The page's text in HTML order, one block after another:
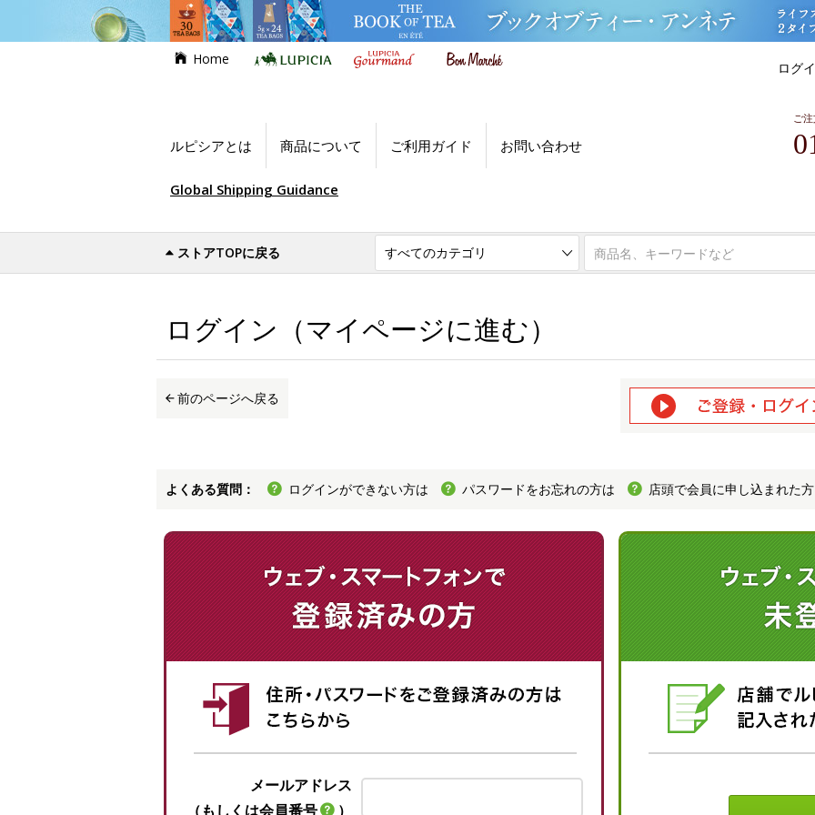
Home
ログ
ルピシアとは 商品について ご利用ガイド お問い合わせ
ご
Global Shipping Guidance
ストアTOPに戻る
世界のお茶専門店ルピシア ログイン（マイページに進む）
ログイン（マイページに進む）
前のページへ戻る
よくある質問： ログインができない方は パスワードをお忘れの方は 店頭で会員に申し込まれた
メールアドレス
（もしくは会員番号
）